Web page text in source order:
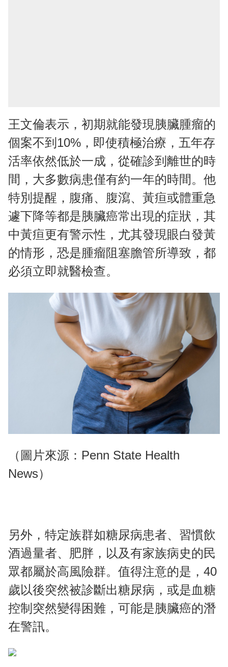
王文倫表示，初期就能發現胰臟腫瘤的
個案不到10%，即使積極治療，五年存
活率依然低於一成，從確診到離世的時
間，大多數病患僅有約一年的時間。他
特別提醒，腹痛、腹瀉、黃疸或體重急
遽下降等都是胰臟癌常出現的症狀，其
中黃疸更有警示性，尤其發現眼白發黃
的情形，恐是腫瘤阻塞膽管所導致，都
必須立即就醫檢查。
（圖片來源：Penn State Health
News）
另外，特定族群如糖尿病患者、習慣飲
酒過量者、肥胖，以及有家族病史的民
眾都屬於高風險群。值得注意的是，40
歲以後突然被診斷出糖尿病，或是血糖
控制突然變得困難，可能是胰臟癌的潛
在警訊。